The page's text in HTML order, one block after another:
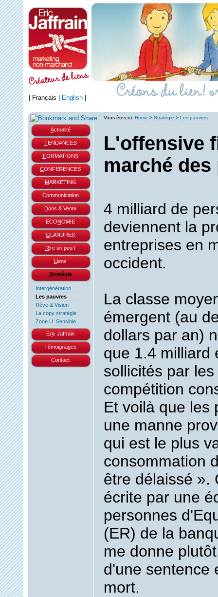
Actualité
TENDANCES
FORMATIONS
CONFERENCES
MARKETING
Communication
Dons & Vente
ECONOMIE
GLANURES
Rire un peu !
L iens
Stratégie
Intergénération
Les pauvres
Rêve & Vision
La copy stratégie
Zone U. Sensible
Eric Jaffrain
Témoignages
Contact
Vous êtes ici: Home > Stratégie > Les pauvres
L'offensive
marché des
4 milliard de
deviennent la
entreprises en
occident.
La classe
émergent (au
dollars par an)
que 1.4 milliard
sollicités par
compétition
Et voilà que les
une manne
qui est le plus
consommation
être délaissé ».
écrite par une
personnes
(ER) de la
me donne
d'une sentence
mort.
Français English|